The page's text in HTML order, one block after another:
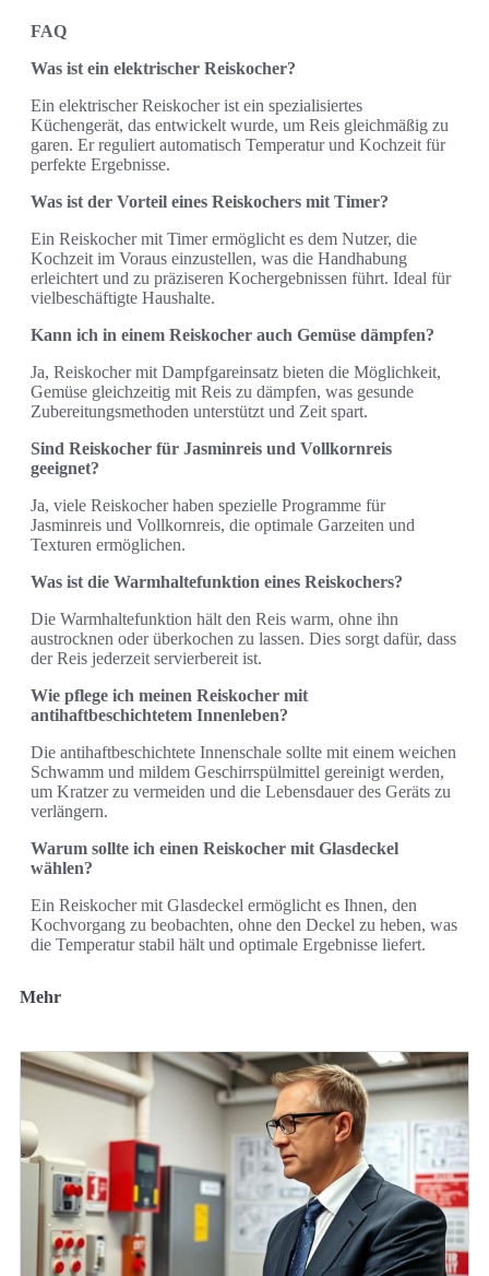
FAQ
Was ist ein elektrischer Reiskocher?
Ein elektrischer Reiskocher ist ein spezialisiertes
Küchengerät, das entwickelt wurde, um Reis gleichmäßig zu
garen. Er reguliert automatisch Temperatur und Kochzeit für
perfekte Ergebnisse.
Was ist der Vorteil eines Reiskochers mit Timer?
Ein Reiskocher mit Timer ermöglicht es dem Nutzer, die
Kochzeit im Voraus einzustellen, was die Handhabung
erleichtert und zu präziseren Kochergebnissen führt. Ideal für
vielbeschäftigte Haushalte.
Kann ich in einem Reiskocher auch Gemüse dämpfen?
Ja, Reiskocher mit Dampfgareinsatz bieten die Möglichkeit,
Gemüse gleichzeitig mit Reis zu dämpfen, was gesunde
Zubereitungsmethoden unterstützt und Zeit spart.
Sind Reiskocher für Jasminreis und Vollkornreis
geeignet?
Ja, viele Reiskocher haben spezielle Programme für
Jasminreis und Vollkornreis, die optimale Garzeiten und
Texturen ermöglichen.
Was ist die Warmhaltefunktion eines Reiskochers?
Die Warmhaltefunktion hält den Reis warm, ohne ihn
austrocknen oder überkochen zu lassen. Dies sorgt dafür, dass
der Reis jederzeit servierbereit ist.
Wie pflege ich meinen Reiskocher mit
antihaftbeschichtetem Innenleben?
Die antihaftbeschichtete Innenschale sollte mit einem weichen
Schwamm und mildem Geschirrspülmittel gereinigt werden,
um Kratzer zu vermeiden und die Lebensdauer des Geräts zu
verlängern.
Warum sollte ich einen Reiskocher mit Glasdeckel
wählen?
Ein Reiskocher mit Glasdeckel ermöglicht es Ihnen, den
Kochvorgang zu beobachten, ohne den Deckel zu heben, was
die Temperatur stabil hält und optimale Ergebnisse liefert.
Mehr